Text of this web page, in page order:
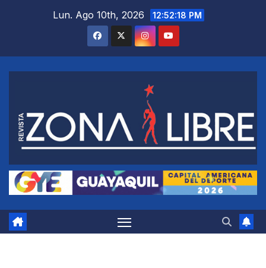
Lun. Ago 10th, 2026 12:52:19 PM